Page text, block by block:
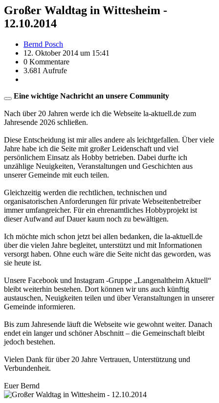
Großer Waldtag in Wittesheim -
12.10.2014
Bernd Posch
12. Oktober 2014 um 15:41
0 Kommentare
3.681 Aufrufe
Eine wichtige Nachricht an unsere Community
Nach über 20 Jahren werde ich die Webseite la-aktuell.de zum
Jahresende 2026 schließen.
Diese Entscheidung ist mir alles andere als leichtgefallen. Über viele
Jahre habe ich die Seite mit großer Leidenschaft und viel
persönlichem Einsatz als Hobby betrieben. Dabei durfte ich
unzählige Neuigkeiten, Veranstaltungen und Geschichten aus
unserer Gemeinde mit euch teilen.
Gleichzeitig werden die rechtlichen, technischen und
organisatorischen Anforderungen für private Webseitenbetreiber
immer umfangreicher. Für ein ehrenamtliches Hobbyprojekt ist
dieser Aufwand auf Dauer kaum noch zu bewältigen.
Ich möchte mich schon jetzt bei allen bedanken, die la-aktuell.de
über die vielen Jahre begleitet, unterstützt und mit Informationen
versorgt haben. Ohne euch wäre die Seite nicht das geworden, was
sie heute ist.
Unsere Facebook und Instagram -Gruppe „Langenaltheim Aktuell“
bleibt weiterhin bestehen. Dort können wir uns auch künftig
austauschen, Neuigkeiten teilen und über Veranstaltungen in unserer
Gemeinde informieren.
Bis zum Jahresende läuft die Webseite wie gewohnt weiter. Danach
endet ein langer und schöner Abschnitt – die Gemeinschaft bleibt
jedoch bestehen.
Vielen Dank für über 20 Jahre Vertrauen, Unterstützung und
Verbundenheit.
Euer Bernd